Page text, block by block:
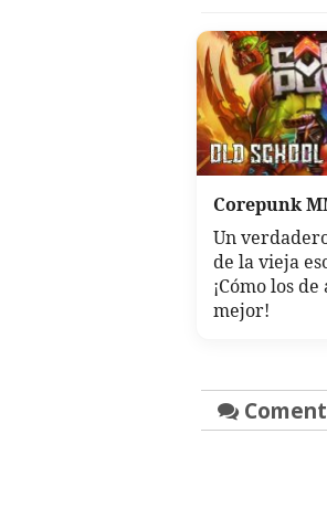
Corepunk
Un
de la vieja
¡Cómo los
mejor!